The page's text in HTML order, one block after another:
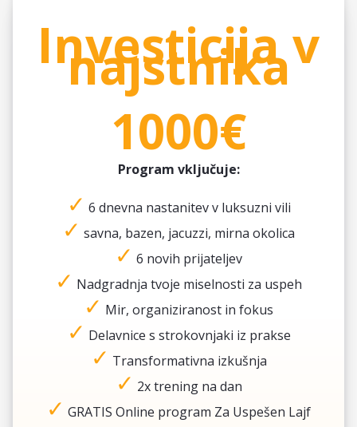
Investicija v
najstnika
1000€
Program vključuje:
✓ 6 dnevna nastanitev v luksuzni vili
✓ savna, bazen, jacuzzi, mirna okolica
✓ 6 novih prijateljev
✓ Nadgradnja tvoje miselnosti za uspeh
✓ Mir, organiziranost in fokus
✓ Delavnice s strokovnjaki iz prakse
✓ Transformativna izkušnja
✓ 2x trening na dan
✓ GRATIS Online program Za Uspešen Lajf